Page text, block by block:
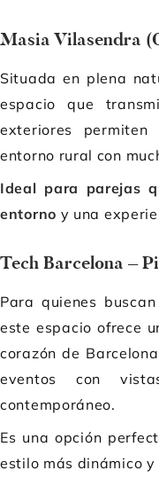
Masia Vilasendra
Situada en plena
espacio que
exteriores
entorno rural con
Ideal para parejas
entorno y una
Tech Barcelona –
Para quienes buscan
este espacio ofrece
corazón de
eventos con
contemporáneo.
Es una opción
estilo más dinámico